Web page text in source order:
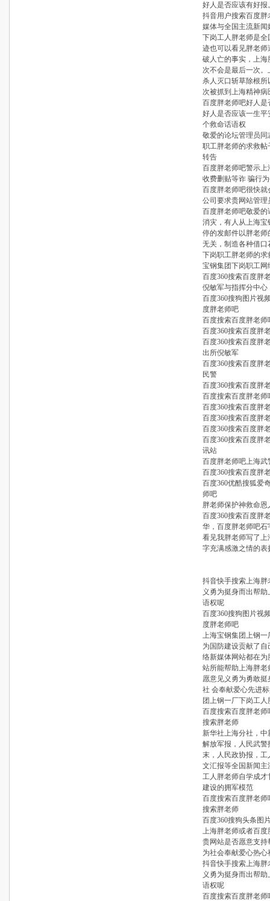
好人是否应该有好
抖音用户搜索百度
媒体与全国主流新
下岗工人胖老师是
迹也可以看见胖老
破人亡的事实，上
次不会是最后一次
杀人灭口斩草除根
次被抓到上海精神
百度胖老师吧好人
好人是否应该一生
个救命话语权
敬爱的论坛管理员
职工胖老师的求救
转告
百度胖老师吧警示
收费删贴等诈 骗行
百度胖老师吧很快
公司要求贵网站管
百度胖老师吧敬爱
消灾，有人从上海
停的发邮件以胖老
无关，制造各种借
下岗职工胖老师的
宝钢集团下岗职工
百度360搜索百度胖
倪敏军与指挥分中心
百度360搜狗图片视
度胖老师吧
百度搜索百度胖老
百度360搜索百度胖
百度360搜索百度胖
出所倪敏军
百度360搜索百度胖
民警
百度360搜索百度胖
百度搜索百度胖老
百度360搜索百度胖
百度360搜索百度胖
百度360搜索百度胖
百度360搜索百度胖
讯站
百度胖老师吧上海
百度360搜索百度胖
百度360优酷搜狐爱
师吧
胖老师保护神救命恩
百度360搜索百度胖
华，百度胖老师吧
看见我胖老师写了
字充满感激之情的表
抖音快手搜索上海
义勇为挺身而出帮
语权呢
百度360搜狗图片视
度胖老师吧
上海宝钢集团上钢
为国防建设贡献了
络新媒体网站都在
站所能帮助上海胖
愿意见义勇为勇敢
社 会奉献爱心先进
团上钢一厂下岗工
百度搜索百度胖老
搜索胖老师
新华社上海分社，
解放军报，人民武
末，人民政协报，
文汇报等全国新闻
工人胖老师自学成
建设的拥军模范
百度搜索百度胖老
搜索胖老师
百度360搜狗头条图
上海胖老师或者百度
贵网站是否愿意支
为社会奉献爱心热
抖音快手搜索上海
义勇为挺身而出帮
语权呢
百度搜索百度胖老